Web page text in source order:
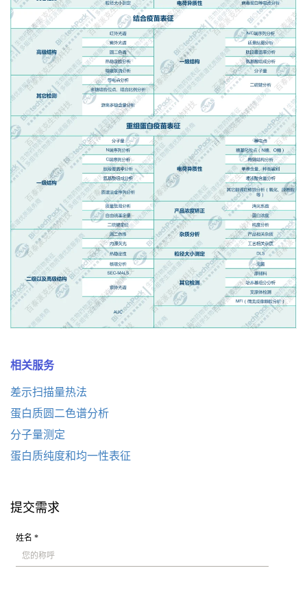
相关服务
差示扫描量热法
蛋白质圆二色谱分析
分子量测定
蛋白质纯度和均一性表征
提交需求
姓名 *